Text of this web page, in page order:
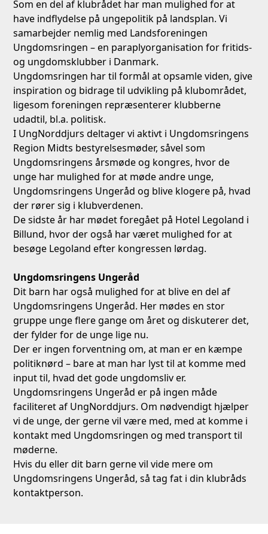
Som en del af klubrådet har man mulighed for at
have indflydelse på ungepolitik på landsplan. Vi
samarbejder nemlig med Landsforeningen
Ungdomsringen – en paraplyorganisation for fritids-
og ungdomsklubber i Danmark.
Ungdomsringen har til formål at opsamle viden, give
inspiration og bidrage til udvikling på klubområdet,
ligesom foreningen repræsenterer klubberne
udadtil, bl.a. politisk.
I UngNorddjurs deltager vi aktivt i Ungdomsringens
Region Midts bestyrelsesmøder, såvel som
Ungdomsringens årsmøde og kongres, hvor de
unge har mulighed for at møde andre unge,
Ungdomsringens Ungeråd og blive klogere på, hvad
der rører sig i klubverdenen.
De sidste år har mødet foregået på Hotel Legoland i
Billund, hvor der også har været mulighed for at
besøge Legoland efter kongressen lørdag.
Ungdomsringens Ungeråd
Dit barn har også mulighed for at blive en del af
Ungdomsringens Ungeråd. Her mødes en stor
gruppe unge flere gange om året og diskuterer det,
der fylder for de unge lige nu.
Der er ingen forventning om, at man er en kæmpe
politiknørd – bare at man har lyst til at komme med
input til, hvad det gode ungdomsliv er.
Ungdomsringens Ungeråd er på ingen måde
faciliteret af UngNorddjurs. Om nødvendigt hjælper
vi de unge, der gerne vil være med, med at komme i
kontakt med Ungdomsringen og med transport til
møderne.
Hvis du eller dit barn gerne vil vide mere om
Ungdomsringens Ungeråd, så tag fat i din klubråds
kontaktperson.